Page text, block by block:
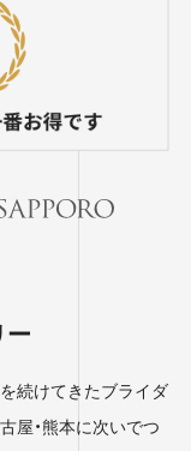
ー
続けてきたブライダ
屋・熊本に次いでつ